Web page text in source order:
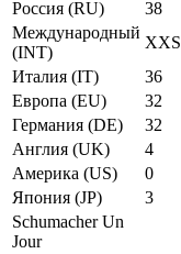
Россия (RU)
38
Международный
(INT)
XXS
Италия (IT)
36
Европа (EU)
32
Германия (DE)
32
Англия (UK)
4
Америка (US)
0
Япония (JP)
3
Schumacher Un
Jour